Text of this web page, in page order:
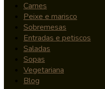
Carnes
Peixe e marisco
Sobremesas
Entradas e petiscos
Saladas
Sopas
Vegetariana
Blog